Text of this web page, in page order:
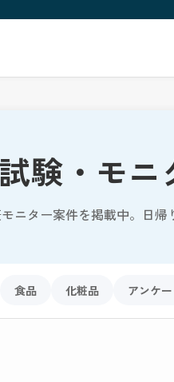
験・モ
ニター案件を掲載中。日帰
食品 化粧品 アンケー